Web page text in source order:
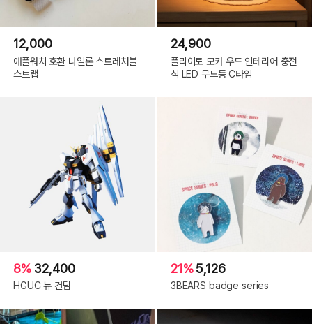
12,000
애플워치 호환 나일론 스트레처블
스트랩
24,900
플라이토 모카 우드 인테리어 충전
식 LED 무드등 C타입
8% 32,400
HGUC 뉴 건담
21%5,126
3BEARS badge series